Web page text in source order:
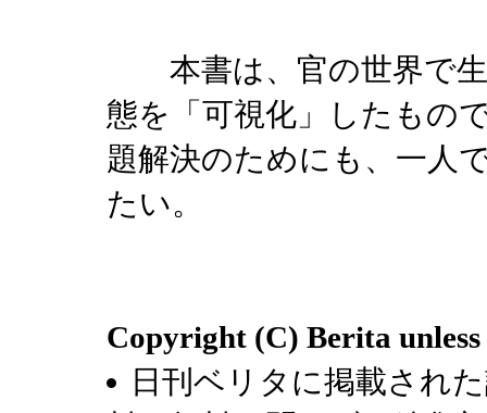
本書は、官の世界で生
態を「可視化」したもの
題解決のためにも、一人
たい。
Copyright (C) Berita
日刊ベリタに掲載され